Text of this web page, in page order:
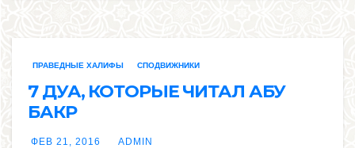
ПРАВЕДНЫЕ ХАЛИФЫ СПОДВИЖНИКИ
7 ДУА, КОТОРЫЕ ЧИТАЛ АБУ
БАКР
ФЕВ 21, 2016 ADMIN